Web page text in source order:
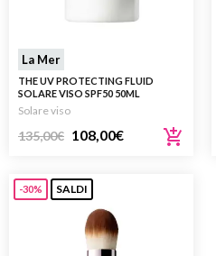
La Mer
THE UV PROTECTING FLUID
SOLARE VISO SPF50 50ML
Solare viso
135,00€ 108,00€
-30% SALDI